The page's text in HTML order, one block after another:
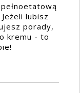
lubisz
porady,
kremu - to